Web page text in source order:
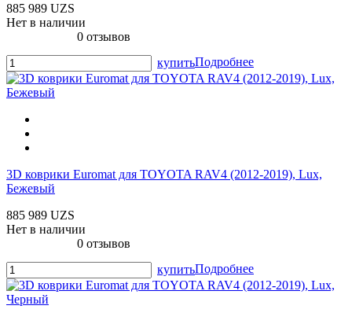
885 989 UZS
Нет в наличии
0 отзывов
купитьПодробнее
3D коврики Euromat для TOYOTA RAV4 (2012-2019), Lux,
Бежевый
885 989 UZS
Нет в наличии
0 отзывов
купитьПодробнее